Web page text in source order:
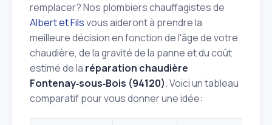
remplacer? Nos plombiers chauffagistes de
Albert et Filsvous aideront à prendre la
meilleure décision en fonction de l'âge de votre
chaudière, de la gravité de la panne et du coût
estimé de la réparation chaudière
Fontenay‑sous‑Bois (94120). Voici un tableau
comparatif pour vous donner une idée: